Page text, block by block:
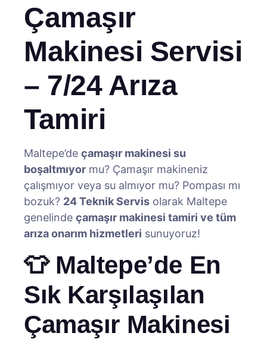
Çamaşır
Makinesi Servisi
– 7/24 Arıza
Tamiri
Maltepe’de çamaşır makinesi su
boşaltmıyor mu? Çamaşır makineniz
çalışmıyor veya su almıyor mu? Pompası mı
bozuk? 24 Teknik Servis olarak Maltepe
genelinde çamaşır makinesi tamiri ve tüm
arıza onarım hizmetleri sunuyoruz!
👕 Maltepe’de En
Sık Karşılaşılan
Çamaşır Makinesi